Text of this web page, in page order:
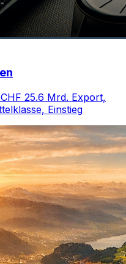
25.6 Mrd. Export,
Einstieg